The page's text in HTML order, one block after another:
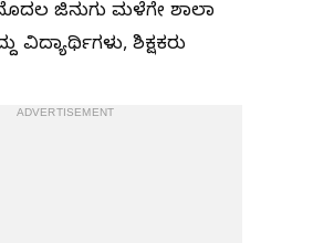
ಜಿನುಗು ಮಳೆಗೇ ಶಾಲಾ
ವಿದ್ಯಾರ್ಥಿಗಳು, ಶಿಕ್ಷಕರು
ADVERTISEMENT